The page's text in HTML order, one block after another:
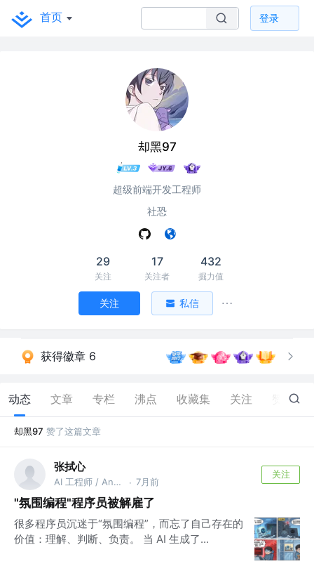
首页 登录
却黑97
超级前端开发工程师
社恐
29
关注
17
关注者
432
掘力值
关注 私信
获得徽章 6
动态 文章 专栏 沸点 收藏集 关注 210
却黑97 赞了这篇文章
张拭心
AI 工程师 / Android GDE / 出版书作者 @上海 · 7月前
关注
"氛围编程"程序员被解雇了
很多程序员沉迷于“氛围编程”，而忘了自己存在的
价值：理解、判断、负责。 当 AI 生成了...